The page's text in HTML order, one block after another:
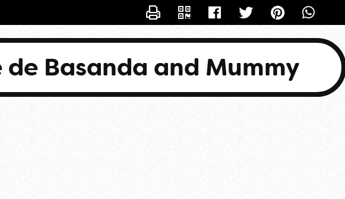
Basanda and Mummy
CONTACTER BASANDA